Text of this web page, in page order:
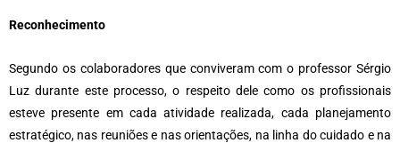
Reconhecimento
Segundo os colaboradores que conviveram com o professor Sérgio
Luz durante este processo, o respeito dele como os profissionais
esteve presente em cada atividade realizada, cada planejamento
estratégico, nas reuniões e nas orientações, na linha do cuidado e na